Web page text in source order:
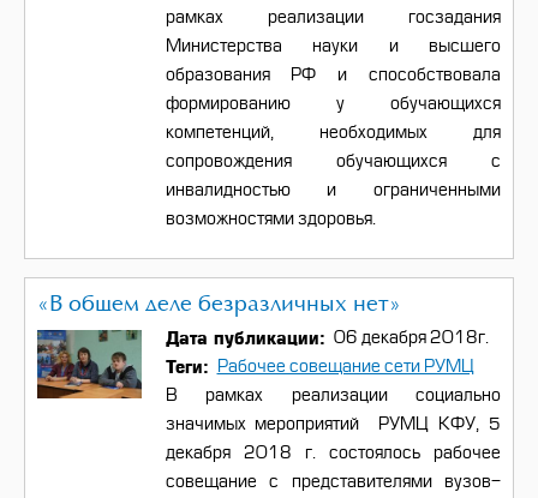
рамках реализации госзадания
Министерства науки и высшего
образования РФ и способствовала
формированию у обучающихся
компетенций, необходимых для
сопровождения обучающихся с
инвалидностью и ограниченными
возможностями здоровья.
«В общем деле безразличных нет»
Дата публикации 06 декабря 2018г.
Теги
Рабочее совещание сети РУМЦ
В рамках реализации социально
значимых мероприятий РУМЦ КФУ, 5
декабря 2018 г. состоялось рабочее
совещание с представителями вузов-